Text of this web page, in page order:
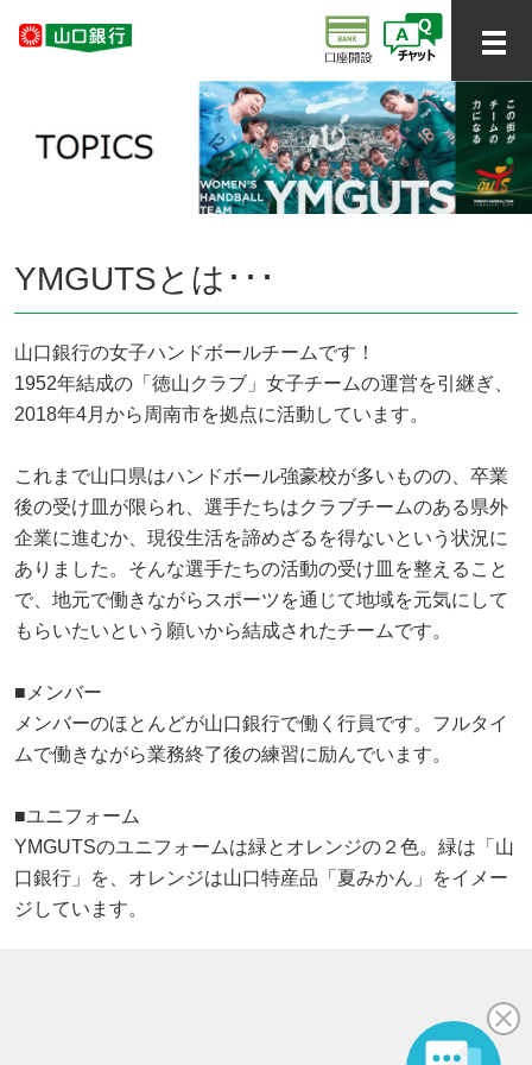
YMGUTSとは･･･
山口銀行の女子ハンドボールチームです！
1952年結成の「徳山クラブ」女子チームの運営を引継ぎ、
2018年4月から周南市を拠点に活動しています。
これまで山口県はハンドボール強豪校が多いものの、卒業
後の受け皿が限られ、選手たちはクラブチームのある県外
企業に進むか、現役生活を諦めざるを得ないという状況に
ありました。そんな選手たちの活動の受け皿を整えること
で、地元で働きながらスポーツを通じて地域を元気にして
もらいたいという願いから結成されたチームです。
■メンバー
メンバーのほとんどが山口銀行で働く行員です。フルタイ
ムで働きながら業務終了後の練習に励んでいます。
■ユニフォーム
YMGUTSのユニフォームは緑とオレンジの２色。緑は「山
口銀行」を、オレンジは山口特産品「夏みかん」をイメー
ジしています。